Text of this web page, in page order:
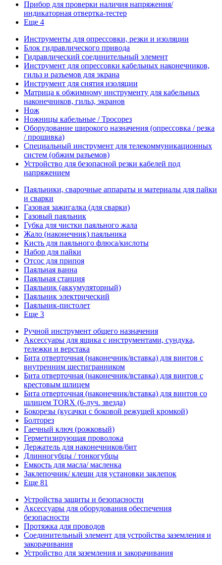
Прибор для проверки наличия напряжения/
индикаторная отвертка-тестер
Еще 4
Инструменты для опрессовки, резки и изоляции
Блок гидравлического привода
Гидравлический соединительный элемент
Инструмент для опрессовки кабельных наконечников,
гильз и разъемов для экрана
Инструмент для снятия изоляции
Матрица к обжимному инструменту для кабельных
наконечников, гильз, экранов
Нож
Ножницы кабельные / Тросорез
Оборудование широкого назначения (опрессовка / резка
/ прошивка)
Специальный инструмент для телекоммуникационных
систем (обжим разъемов)
Устройство для безопасной резки кабелей под
напряжением
Паяльники, сварочные аппараты и материалы для пайки
и сварки
Газовая зажигалка (для сварки)
Газовый паяльник
Губка для чистки паяльного жала
Жало (наконечник) паяльника
Кисть для паяльного флюса/кислоты
Набор для пайки
Отсос для припоя
Паяльная ванна
Паяльная станция
Паяльник (аккумуляторный)
Паяльник электрический
Паяльник-пистолет
Еще 3
Ручной инструмент общего назначения
Аксессуары для ящика с инструментами, сундука,
тележки и верстака
Бита отверточная (наконечник/вставка) для винтов с
внутренним шестигранником
Бита отверточная (наконечник/вставка) для винтов с
крестовым шлицем
Бита отверточная (наконечник/вставка) для винтов со
шлицем TORX (6-луч. звезда)
Бокорезы (кусачки с боковой режущей кромкой)
Болторез
Гаечный ключ (рожковый)
Герметизирующая проволока
Держатель для наконечников/бит
Длинногубцы / тонкогубцы
Емкость для масла/ масленка
Заклепочник/ клещи для установки заклепок
Еще 81
Устройства защиты и безопасности
Аксессуары для оборудования обеспечения
безопасности
Протяжка для проводов
Соединительный элемент для устройства заземления и
закорачивания
Устройство для заземления и закорачивания